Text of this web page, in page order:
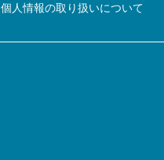
個人情報の取り扱いについて